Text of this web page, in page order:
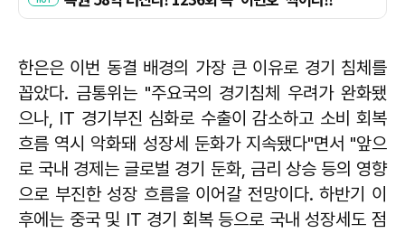
한은은 이번 동결 배경의 가장 큰 이유로 경기 침체를
꼽았다. 금통위는 "주요국의 경기침체 우려가 완화됐
으나, IT 경기부진 심화로 수출이 감소하고 소비 회복
흐름 역시 악화돼 성장세 둔화가 지속됐다"면서 "앞으
로 국내 경제는 글로벌 경기 둔화, 금리 상승 등의 영향
으로 부진한 성장 흐름을 이어갈 전망이다. 하반기 이
후에는 중국 및 IT 경기 회복 등으로 국내 성장세도 점